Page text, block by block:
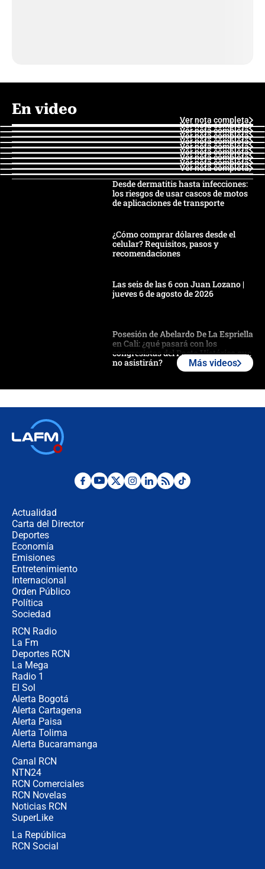
En video
Ver nota completa
Ver nota completa
Ver nota completa
Ver nota completa
Ver nota completa
Ver nota completa
Ver nota completa
Ver nota completa
Ver nota completa
Ver nota completa
Desde dermatitis hasta infecciones:
los riesgos de usar cascos de motos
de aplicaciones de transporte
¿Cómo comprar dólares desde el
celular? Requisitos, pasos y
recomendaciones
Las seis de las 6 con Juan Lozano |
jueves 6 de agosto de 2026
Posesión de Abelardo De La Espriella
en Cali: ¿qué pasará con los
congresistas del Pacto Histórico que
no asistirán?
¿Por qué De la Espriella gobernará
Más videos
Actualidad
Carta del Director
Deportes
Economía
Emisiones
Entretenimiento
Internacional
Orden Público
Política
Sociedad
RCN Radio
La Fm
Deportes RCN
La Mega
Radio 1
El Sol
Alerta Bogotá
Alerta Cartagena
Alerta Paisa
Alerta Tolima
Alerta Bucaramanga
Canal RCN
NTN24
RCN Comerciales
RCN Novelas
Noticias RCN
SuperLike
La República
RCN Social